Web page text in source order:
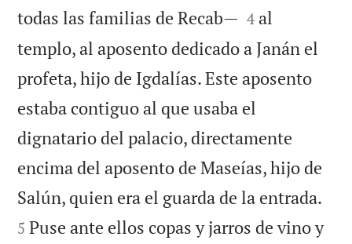
todas las familias de Recab— 

4 al
templo, al aposento dedicado a Janán el
profeta, hijo de Igdalías. Este aposento
estaba contiguo al que usaba el
dignatario del palacio, directamente
encima del aposento de Maseías, hijo de
Salún, quien era el guarda de la entrada.
5 Puse ante ellos copas y jarros de vino y